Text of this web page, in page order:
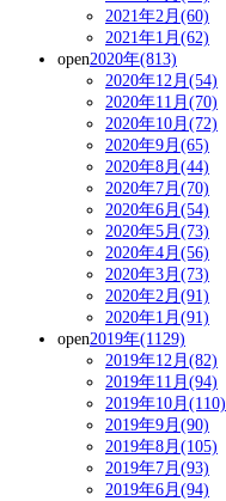
2021年2月(60)
2021年1月(62)
open2020年(813)
2020年12月(54)
2020年11月(70)
2020年10月(72)
2020年9月(65)
2020年8月(44)
2020年7月(70)
2020年6月(54)
2020年5月(73)
2020年4月(56)
2020年3月(73)
2020年2月(91)
2020年1月(91)
open2019年(1129)
2019年12月(82)
2019年11月(94)
2019年10月(110)
2019年9月(90)
2019年8月(105)
2019年7月(93)
2019年6月(94)